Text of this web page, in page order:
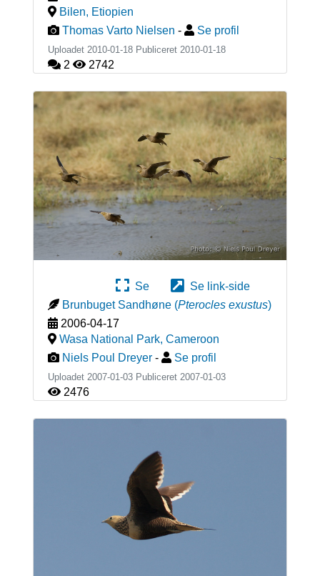
Bilen, Etiopien
Thomas Varto Nielsen - Se profil
Uploadet 2010-01-18 Publiceret 2010-01-18
2 2742
Se
Se link-side
Brunbuget Sandhøne (Pterocles exustus)
2006-04-17
Wasa National Park, Cameroon
Niels Poul Dreyer - Se profil
Uploadet 2007-01-03 Publiceret 2007-01-03
2476